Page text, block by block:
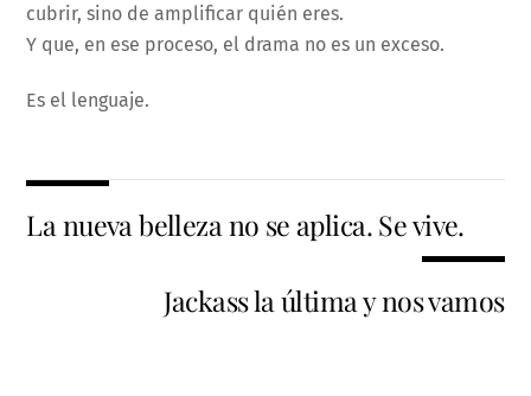
cubrir, sino de amplificar quién eres.
Y que, en ese proceso, el drama no es un exceso.
Es el lenguaje.
La nueva belleza no se aplica. Se vive.
Jackass la última y nos vamos